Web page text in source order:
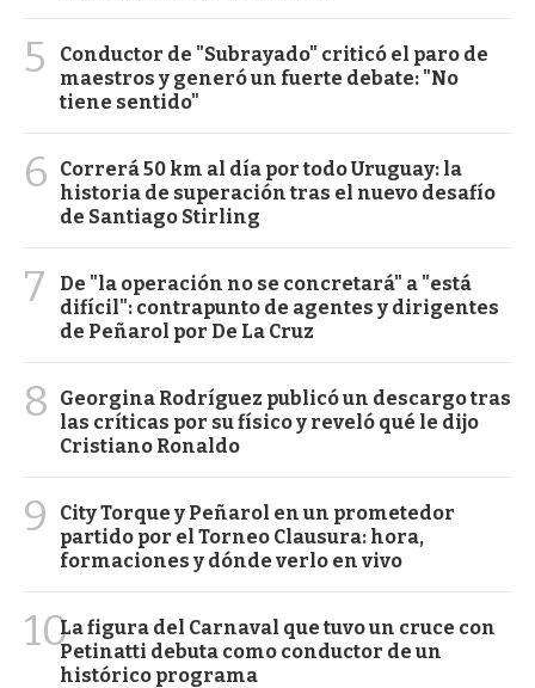
5
Conductor de "Subrayado" criticó el paro de
maestros y generó un fuerte debate: "No
tiene sentido"
6
Correrá 50 km al día por todo Uruguay: la
historia de superación tras el nuevo desafío
de Santiago Stirling
7
De "la operación no se concretará" a "está
difícil": contrapunto de agentes y dirigentes
de Peñarol por De La Cruz
8
Georgina Rodríguez publicó un descargo tras
las críticas por su físico y reveló qué le dijo
Cristiano Ronaldo
9
City Torque y Peñarol en un prometedor
partido por el Torneo Clausura: hora,
formaciones y dónde verlo en vivo
10La figura del Carnaval que tuvo un cruce con
Petinatti debuta como conductor de un
histórico programa